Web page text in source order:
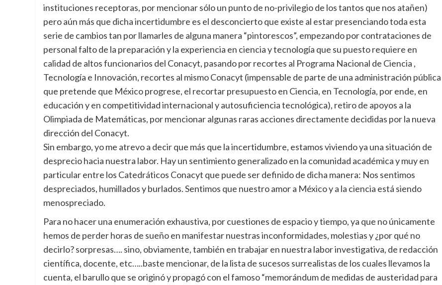
instituciones receptoras, por mencionar sólo un punto de no-privilegio de los tantos que nos atañen)
pero aún más que dicha incertidumbre es el desconcierto que existe al estar presenciando toda esta
serie de cambios tan por llamarles de alguna manera “pintorescos”, empezando por contrataciones de
personal falto de la preparación y la experiencia en ciencia y tecnología que su puesto requiere en
calidad de altos funcionarios del Conacyt, pasando por recortes al Programa Nacional de Ciencia ,
Tecnología e Innovación, recortes al mismo Conacyt (impensable de parte de una administración pública
que pretende que México progrese, el recortar presupuesto en Ciencia, en Tecnología, por ende, en
educación y en competitividad internacional y autosuficiencia tecnológica), retiro de apoyos a la
Olimpiada de Matemáticas, por mencionar algunas raras acciones directamente decididas por la nueva
dirección del Conacyt.
Sin embargo, yo me atrevo a decir que más que la incertidumbre, estamos viviendo ya una situación de
desprecio hacia nuestra labor. Hay un sentimiento generalizado en la comunidad académica y muy en
particular entre los Catedráticos Conacyt que puede ser definido de dicha manera: Nos sentimos
despreciados, humillados y burlados. Sentimos que nuestro amor a México y a la ciencia está siendo
menospreciado.
Para no hacer una enumeración exhaustiva, por cuestiones de espacio y tiempo, ya que no únicamente
hemos de perder horas de sueño en manifestar nuestras inconformidades, molestias y ¿por qué no
decirlo? sorpresas…. sino, obviamente, también en trabajar en nuestra labor investigativa, de redacción
científica, docente, etc…..baste mencionar, de la lista de sucesos surrealistas de los cuales llevamos la
cuenta, el barullo que se originó y propagó con el famoso “memorándum de medidas de austeridad para